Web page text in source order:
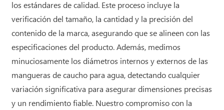
los estándares de calidad. Este proceso incluye la
verificación del tamaño, la cantidad y la precisión del
contenido de la marca, asegurando que se alineen con las
especificaciones del producto. Además, medimos
minuciosamente los diámetros internos y externos de las
mangueras de caucho para agua, detectando cualquier
variación significativa para asegurar dimensiones precisas
y un rendimiento fiable. Nuestro compromiso con la